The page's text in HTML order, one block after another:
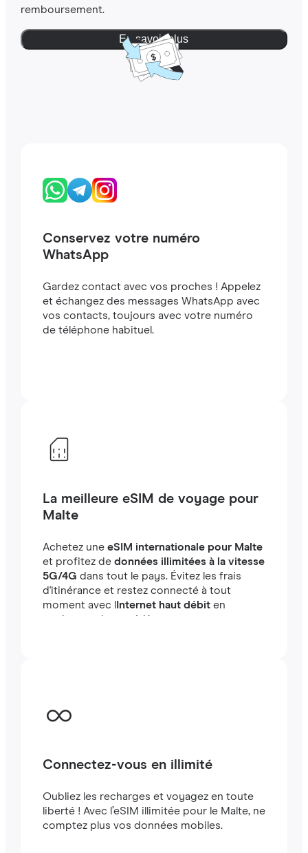
remboursement.
En savoir plus
Conservez votre numéro
WhatsApp
Gardez contact avec vos proches ! Appelez
et échangez des messages WhatsApp avec
vos contacts, toujours avec votre numéro
de téléphone habituel.
La meilleure eSIM de voyage pour
Malte
Achetez une eSIM internationale pour Malte
et profitez de données illimitées à la vitesse
5G/4G dans tout le pays. Évitez les frais
d'itinérance et restez connecté à tout
moment avec l
Internet haut débiten
quelques minutes à létranger, que vous
Connectez-vous en illimité
Oubliez les recharges et voyagez en toute
liberté ! Avec l’eSIM illimitée pour le Malte, ne
comptez plus vos données mobiles.